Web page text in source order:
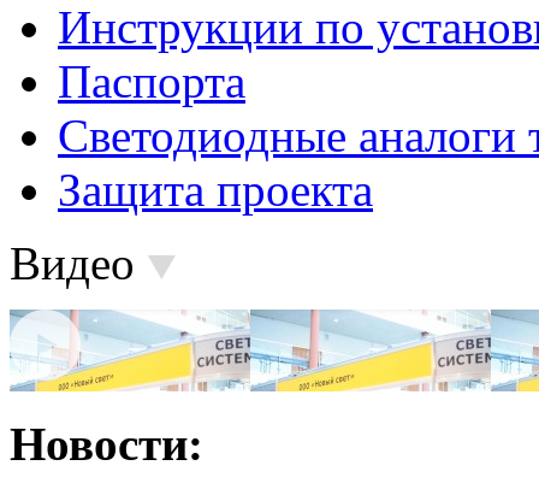
Инструкции по
Паспорта
Светодиодные аналоги
Защита проекта
Видео
Новости: